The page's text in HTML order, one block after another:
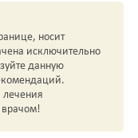
носит
исключительно
данную
лечения
врачом!